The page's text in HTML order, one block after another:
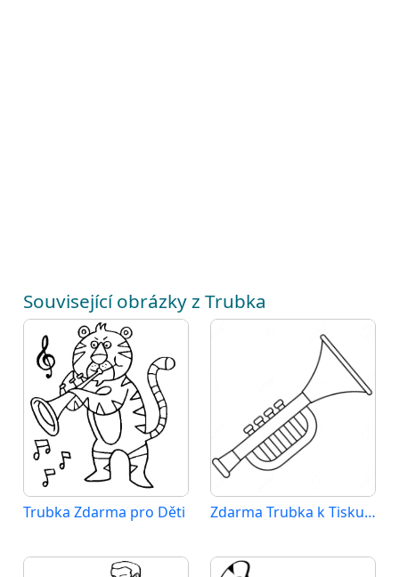
Související obrázky z Trubka
Trubka Zdarma pro Děti Zdarma Trubka k Tisku pro Děti